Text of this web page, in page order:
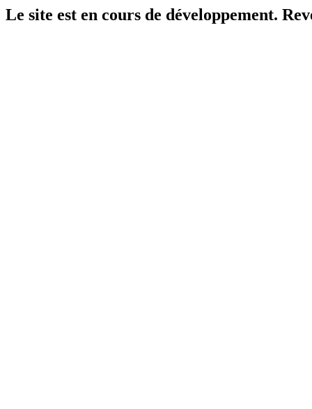
Le site est en cours de développement.